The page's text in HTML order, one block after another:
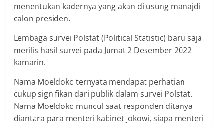
menentukan kadernya yang akan di usung manajdi
calon presiden.
Lembaga survei Polstat (Political Statistic) baru saja
merilis hasil survei pada Jumat 2 Desember 2022
kamarin.
Nama Moeldoko ternyata mendapat perhatian
cukup signifikan dari publik dalam survei Polstat.
Nama Moeldoko muncul saat responden ditanya
diantara para menteri kabinet Jokowi, siapa menteri